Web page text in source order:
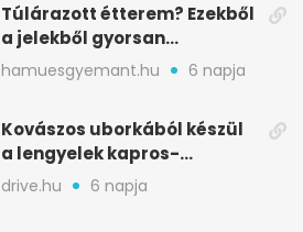
Túlárazott étterem? Ezekből
a jelekből gyorsan
észreveheted
hamuesgyemant.hu 6 napja
Kovászos uborkából készül
a lengyelek kapros-
savanykás levese
drive.hu 6 napja